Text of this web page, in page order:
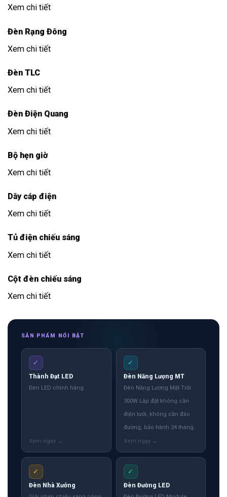
Xem chi tiết
Đèn Rạng Đông
Xem chi tiết
Đèn TLC
Xem chi tiết
Đèn Điện Quang
Xem chi tiết
Bộ hẹn giờ
Xem chi tiết
Dây cáp điện
Xem chi tiết
Tủ điện chiếu sáng
Xem chi tiết
Cột đèn chiếu sáng
Xem chi tiết
SẢN PHẨM NỔI BẬT
✓
Thành Đạt LED
Đèn LED chính hãng
✓
Đèn Năng Lượng MT
Đèn Năng Lượng Mặt Trời
300W Lắp đặt không cần
điện lưới, không cần đào
đường, bảo hành 24 tháng.
✓
Đèn Nhà Xưởng
✓
Đèn Đường LED